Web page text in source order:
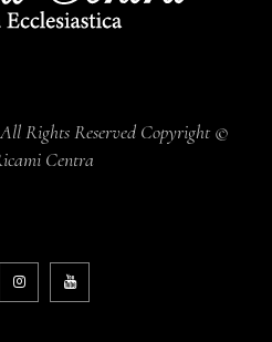
Rights Reserved Copyright ©
Centra